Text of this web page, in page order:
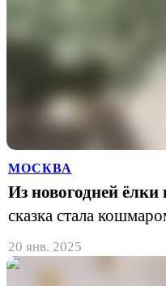
МОСКВА
Из новогодней
сказка стала
20 янв. 2025